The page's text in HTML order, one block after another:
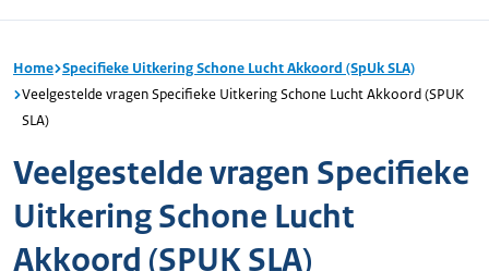
Home Specifieke Uitkering Schone Lucht Akkoord (SpUk SLA)
Veelgestelde vragen Specifieke Uitkering Schone Lucht Akkoord (SPUK
SLA)
Veelgestelde vragen Specifieke
Uitkering Schone Lucht
Akkoord (SPUK SLA)